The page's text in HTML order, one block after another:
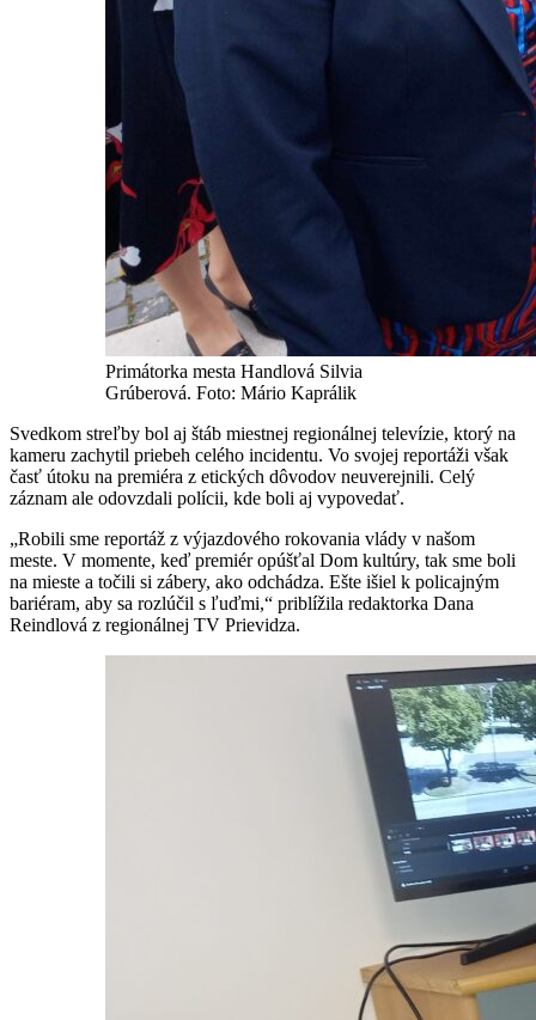
Primátorka mesta Handlová Silvia
Grúberová. Foto: Mário Kaprálik
Svedkom streľby bol aj štáb miestnej regionálnej televízie, ktorý na
kameru zachytil priebeh celého incidentu. Vo svojej reportáži však
časť útoku na premiéra z etických dôvodov neuverejnili. Celý
záznam ale odovzdali polícii, kde boli aj vypovedať.
„Robili sme reportáž z výjazdového rokovania vlády v našom
meste. V momente, keď premiér opúšťal Dom kultúry, tak sme boli
na mieste a točili si zábery, ako odchádza. Ešte išiel k policajným
bariéram, aby sa rozlúčil s ľuďmi,“ priblížila redaktorka Dana
Reindlová z regionálnej TV Prievidza.